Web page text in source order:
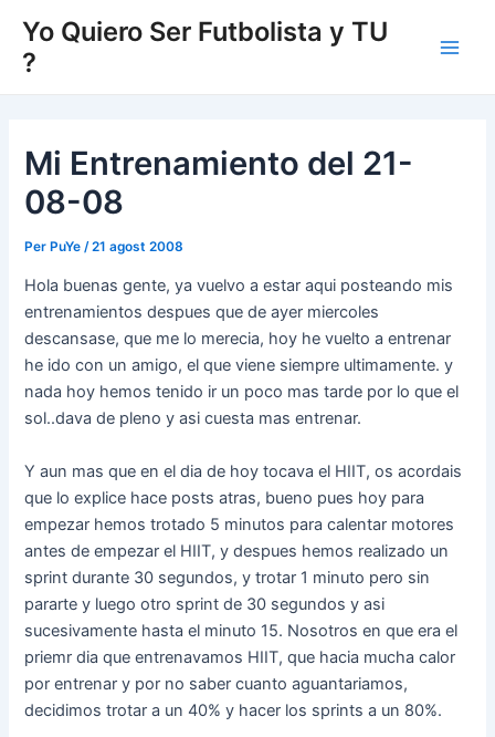
contingut
Yo Quiero Ser Futbolista y TU
?
Mi Entrenamiento del 21-
08-08
Per PuYe/21 agost 2008
Hola buenas gente, ya vuelvo a estar aqui posteando mis
entrenamientos despues que de ayer miercoles
descansase, que me lo merecia, hoy he vuelto a entrenar
he ido con un amigo, el que viene siempre ultimamente. y
nada hoy hemos tenido ir un poco mas tarde por lo que el
sol..dava de pleno y asi cuesta mas entrenar.
Y aun mas que en el dia de hoy tocava el HIIT, os acordais
que lo explice hace posts atras, bueno pues hoy para
empezar hemos trotado 5 minutos para calentar motores
antes de empezar el HIIT, y despues hemos realizado un
sprint durante 30 segundos, y trotar 1 minuto pero sin
pararte y luego otro sprint de 30 segundos y asi
sucesivamente hasta el minuto 15. Nosotros en que era el
priemr dia que entrenavamos HIIT, que hacia mucha calor
por entrenar y por no saber cuanto aguantariamos,
decidimos trotar a un 40% y hacer los sprints a un 80%.